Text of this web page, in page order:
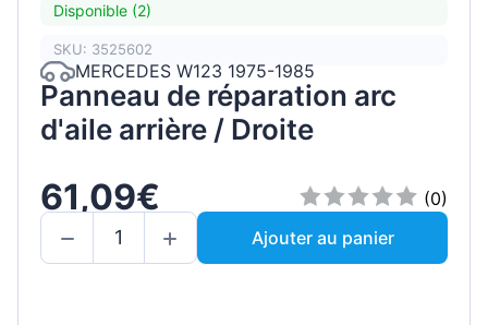
Disponible (2)
SKU: 3525602
MERCEDES W123 1975-1985
Panneau de réparation arc
d'aile arrière / Droite
61,09€
(0)
Ajouter au panier